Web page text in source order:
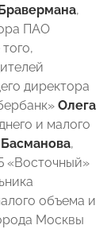
,
ПАО
директора
Олега
и малого
,
«Восточный»
объема и
Москвы